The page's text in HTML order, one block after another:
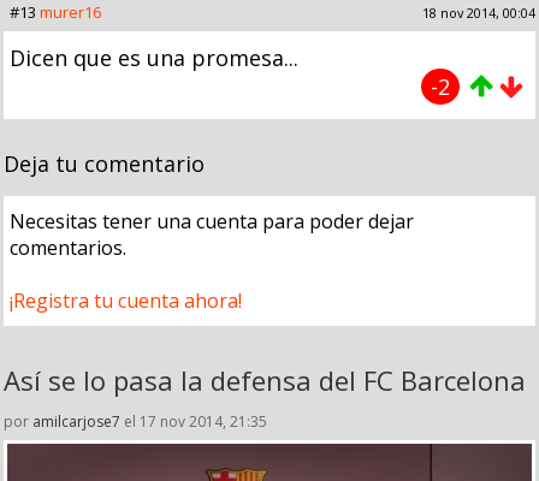
#13 murer16 18 nov 2014, 00:04
Dicen que es una promesa...
-2
Deja tu comentario
Necesitas tener una cuenta para poder dejar
comentarios.
¡Registra tu cuenta ahora!
Así se lo pasa la defensa del FC Barcelona
por amilcarjose7 el 17 nov 2014, 21:35